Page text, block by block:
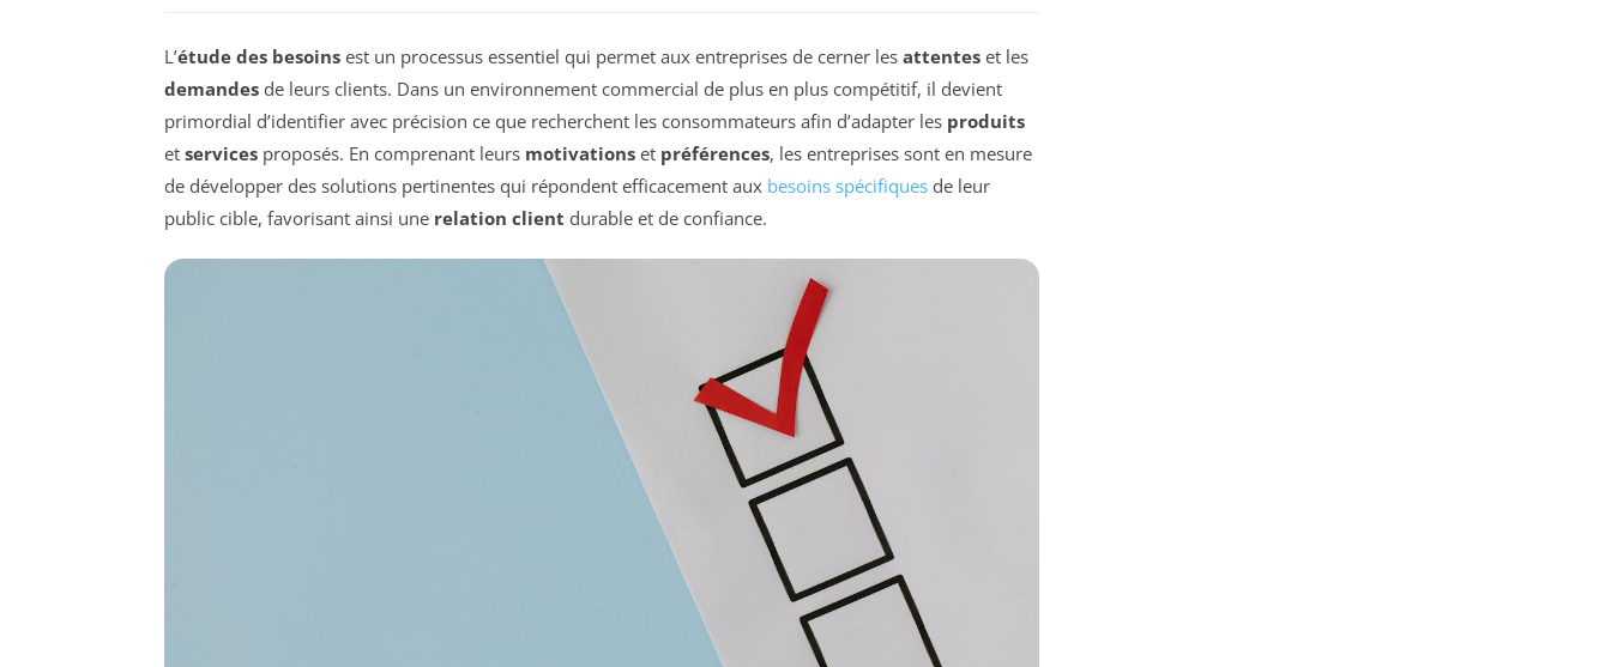
L’étude des besoins est un processus essentiel qui permet aux entreprises de cerner les attentes et les
demandes de leurs clients. Dans un environnement commercial de plus en plus compétitif, il devient
primordial d’identifier avec précision ce que recherchent les consommateurs afin d’adapter les produits
et services proposés. En comprenant leurs motivations et préférences, les entreprises sont en mesure
de développer des solutions pertinentes qui répondent efficacement aux besoins spécifiques de leur
public cible, favorisant ainsi une relation client durable et de confiance.